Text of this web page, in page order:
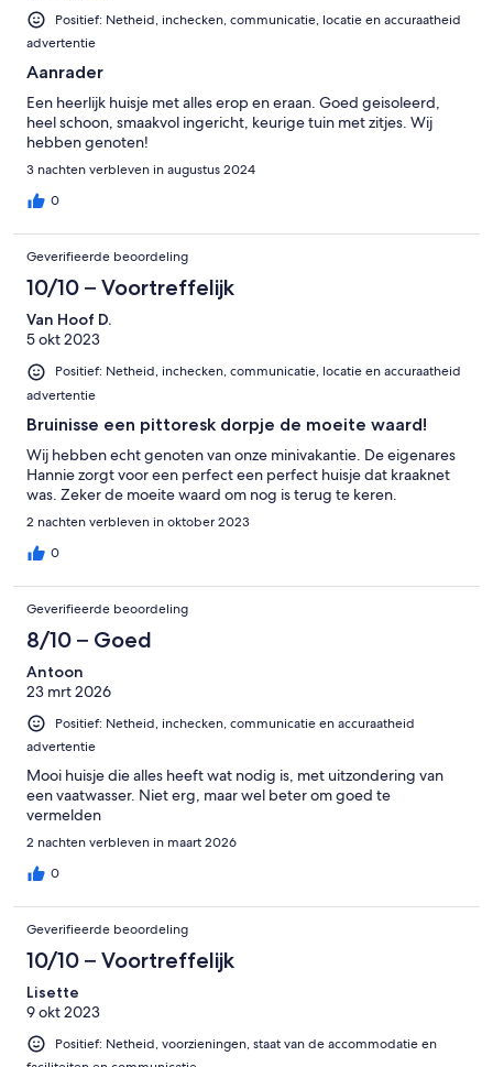
Positief: Netheid, inchecken, communicatie, locatie en accuraatheid
advertentie
Aanrader
Een heerlijk huisje met alles erop en eraan. Goed geisoleerd,
heel schoon, smaakvol ingericht, keurige tuin met zitjes. Wij
hebben genoten!
3 nachten verbleven in augustus 2024
0
Geverifieerde beoordeling
10/10 – Voortreffelijk
Van Hoof D.
5 okt 2023
Positief: Netheid, inchecken, communicatie, locatie en accuraatheid
advertentie
Bruinisse een pittoresk dorpje de moeite waard!
Wij hebben echt genoten van onze minivakantie. De eigenares
Hannie zorgt voor een perfect een perfect huisje dat kraaknet
was. Zeker de moeite waard om nog is terug te keren.
2 nachten verbleven in oktober 2023
0
Geverifieerde beoordeling
8/10 – Goed
Antoon
23 mrt 2026
Positief: Netheid, inchecken, communicatie en accuraatheid
advertentie
Mooi huisje die alles heeft wat nodig is, met uitzondering van
een vaatwasser. Niet erg, maar wel beter om goed te
vermelden
2 nachten verbleven in maart 2026
0
Geverifieerde beoordeling
10/10 – Voortreffelijk
Lisette
9 okt 2023
Positief: Netheid, voorzieningen, staat van de accommodatie en